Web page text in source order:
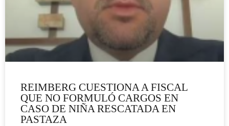
REIMBERG CUESTIONA A FISCAL
QUE NO FORMULÓ CARGOS EN
CASO DE NIÑA RESCATADA EN
PASTAZA